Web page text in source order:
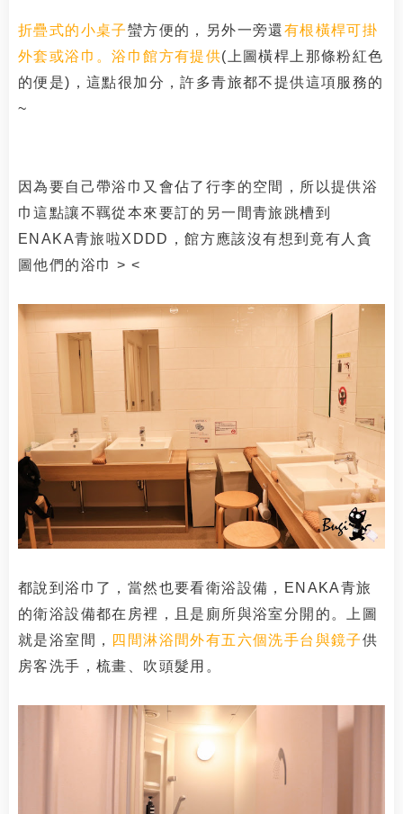
折疊式的小桌子蠻方便的，另外一旁還有根橫桿可掛
外套或浴巾。浴巾館方有提供(上圖橫桿上那條粉紅色
的便是)，這點很加分，許多青旅都不提供這項服務的
~
因為要自己帶浴巾又會佔了行李的空間，所以提供浴
巾這點讓不羈從本來要訂的另一間青旅跳槽到
ENAKA青旅啦XDDD，館方應該沒有想到竟有人貪
圖他們的浴巾 > <
都說到浴巾了，當然也要看衛浴設備，ENAKA青旅
的衛浴設備都在房裡，且是廁所與浴室分開的。上圖
就是浴室間，
四間淋浴間外有五六個洗手台與鏡子供
房客洗手，梳畫、吹頭髮用。